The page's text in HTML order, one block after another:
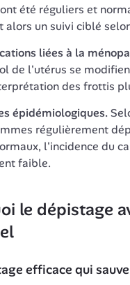
été réguliers et
alors un suivi ciblé
liées à la
de l'utérus se
des frottis
épidémiologiques.
régulièrement
l'incidence du
faible.
le dépistage
efficace qui